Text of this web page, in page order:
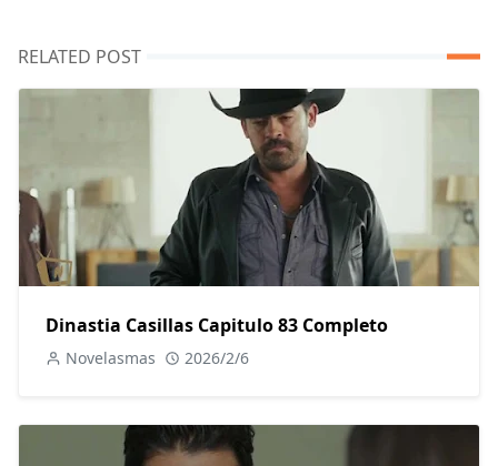
RELATED POST
Dinastia Casillas Capitulo 83 Completo
Novelasmas 2026/2/6